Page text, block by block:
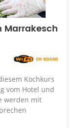
Marrakesch
Kochkurs
vom Hotel und
werden mit